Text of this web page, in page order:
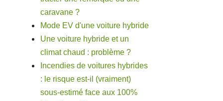
caravane ?
Mode EV d'une voiture hybride
Une voiture hybride et un
climat chaud : problème ?
Incendies de voitures hybrides
: le risque est-il (vraiment)
sous-estimé face aux 100%